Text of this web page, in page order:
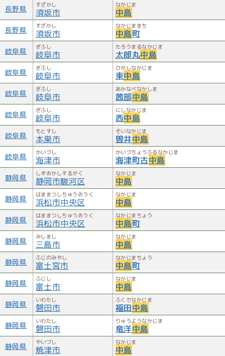
長野県 すざかし
須坂市
なかじま
中島
長野県 すざかし
須坂市
なかじままち
中島町
岐阜県 ぎふし
岐阜市
たろうまるなかじま
太郎丸中島
岐阜県 ぎふし
岐阜市
ひがしなかじま
東中島
岐阜県 ぎふし
岐阜市
あかなべなかしま
茜部中島
岐阜県 ぎふし
岐阜市
にしなかじま
西中島
岐阜県 もとすし
本巣市
そいなかじま
曽井中島
岐阜県 かいづし
海津市
かいづちょうふるなかじま
海津町古中島
静岡県 しずおかしするがく
静岡市駿河区
なかじま
中島
静岡県 はままつしちゅうおうく
浜松市中央区
なかじま
中島
静岡県 はままつしちゅうおうく
浜松市中央区
なかじまちょう
中島町
静岡県 みしまし
三島市
なかじま
中島
静岡県 ふじのみやし
富士宮市
なかじまちょう
中島町
静岡県 ふじし
富士市
なかじま
中島
静岡県 いわたし
磐田市
ふくでなかじま
福田中島
静岡県 いわたし
磐田市
りゅうようなかじま
竜洋中島
静岡県 やいづし
焼津市
なかじま
中島